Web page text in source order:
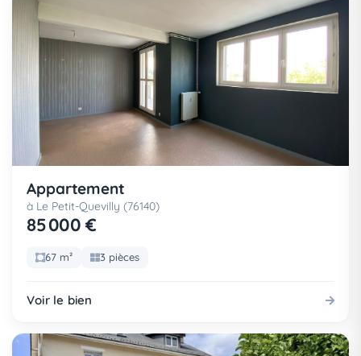
Appartement
à Le Petit-Quevilly (76140)
85 000 €
67 m² 3 pièces
Voir le bien